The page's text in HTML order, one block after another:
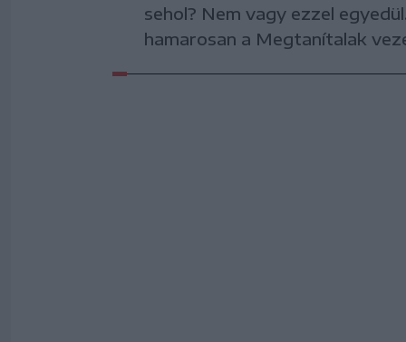
sehol? Nem vagy ezzel
hamarosan a Megtanítalak